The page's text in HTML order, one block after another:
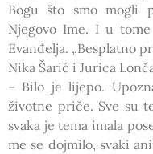
Bogu što smo mogli
Njegovo Ime. I u
Evanđelja. „Besplatno
Nika Šarić i Jurica
– Bilo je lijepo.
životne priče. Sve su
svaka je tema imala
me se dojmilo, svaki